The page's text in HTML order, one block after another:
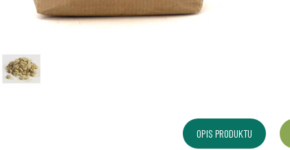
OPIS PRODUKTU